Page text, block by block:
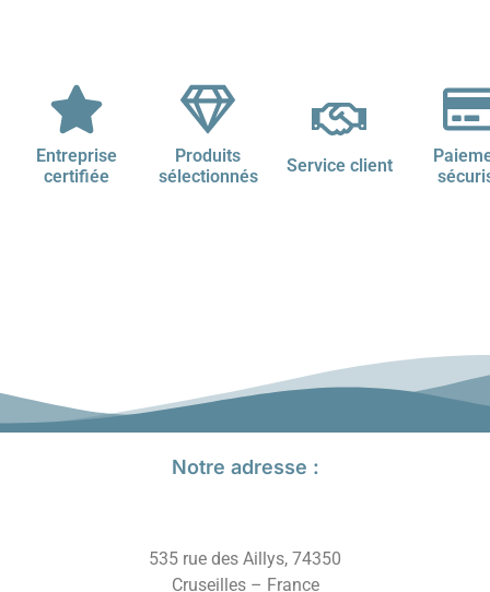
Entreprise
certifiée
Produits
sélectionnés
Service client
Notre adresse :
535 rue des Aillys, 74350
Cruseilles – France